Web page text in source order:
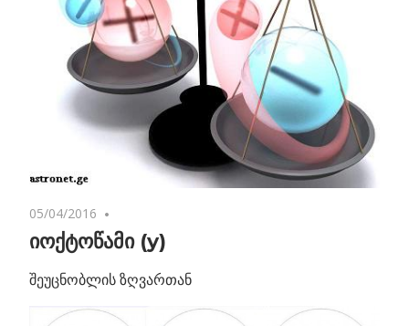
05/04/2016
იოქტოწამი (y)
შეუცნობლის ზღვართან